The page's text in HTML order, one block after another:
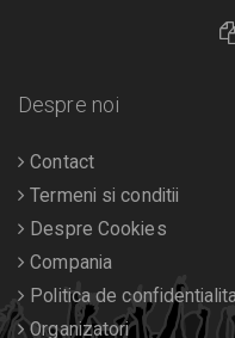
Despre noi
Contact
Termeni si conditii
Despre Cookies
Compania
Politica de
Organizatori